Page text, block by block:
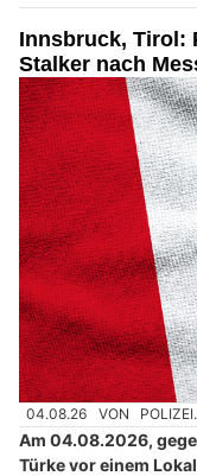
Innsbruck, Tirol:
Stalker nach
04.08.26 VON
Am 04.08.2026,
Türke vor einem